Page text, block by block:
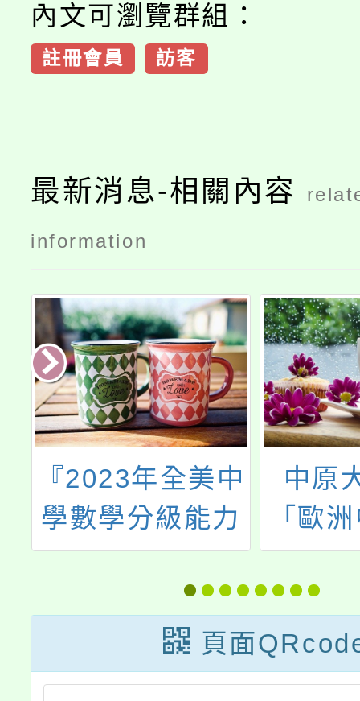
內文可瀏覽群組：
註冊會員 訪客
最新消息-相關內容
information
『2023年全美中
學數學分級能力
測驗
AMC10A/12A＆
AMC10B/12B』
台灣區測驗考試
中原
「歐
藝術
「如
畫：
術圖
頁面